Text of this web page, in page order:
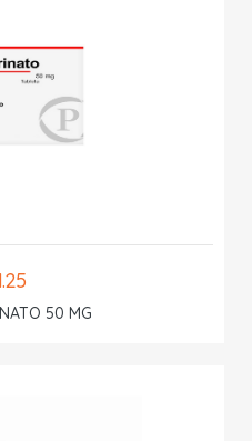
50 MG